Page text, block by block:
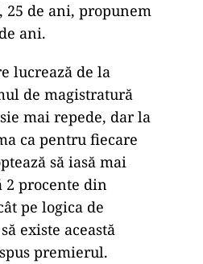
25 de ani, propunem
ani.
lucrează de la
de magistratură
mai repede, dar la
ca pentru fiecare
să iasă mai
2 procente din
pe logica de
existe această
premierul.